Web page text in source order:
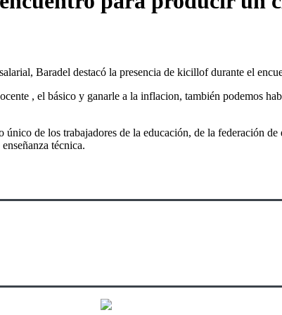
Baradel destacó la presencia de kicillof durante el
, el básico y ganarle a la inflacion, también podemos
de los trabajadores de la educación, de la federación
técnica.